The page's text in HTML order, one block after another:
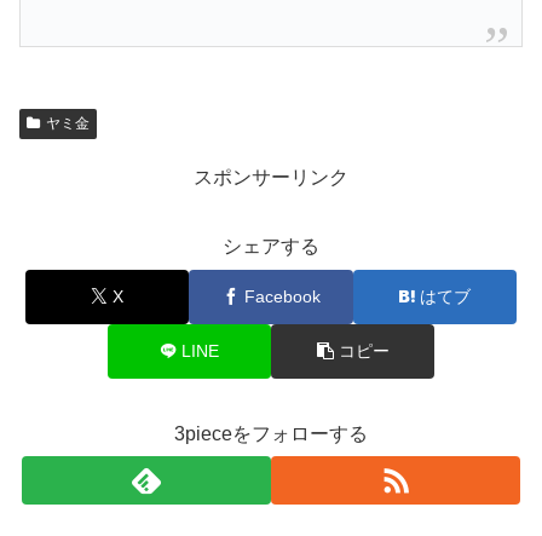
ヤミ金
スポンサーリンク
シェアする
X Facebook はてブ
LINE コピー
3pieceをフォローする